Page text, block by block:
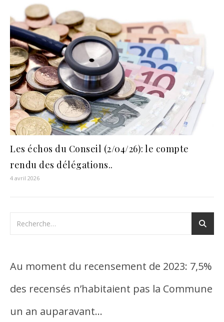
Les échos du Conseil (2/04/26): le compte
rendu des délégations..
4 avril 2026
Au moment du recensement de 2023: 7,5%
des recensés n’habitaient pas la Commune
un an auparavant…